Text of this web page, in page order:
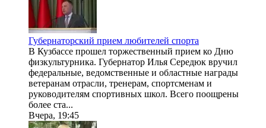
Губернаторский прием любителей спорта
В Кузбассе прошел торжественный прием ко Дню
физкультурника. Губернатор Илья Середюк вручил
федеральные, ведомственные и областные награды
ветеранам отрасли, тренерам, спортсменам и
руководителям спортивных школ. Всего поощрены
более ста...
Вчера, 19:45